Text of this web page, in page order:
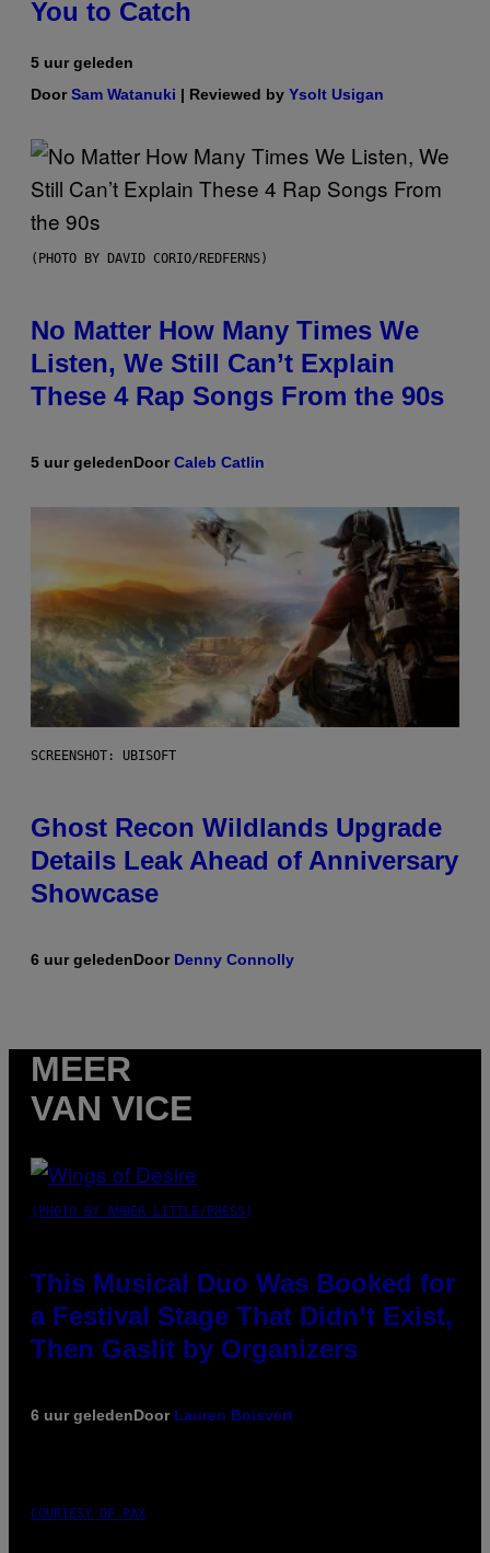
You to Catch
5 uur geleden
DoorSam Watanuki | Reviewed by Ysolt Usigan
(PHOTO BY DAVID CORIO/REDFERNS)
No Matter How Many Times We
Listen, We Still Can’t Explain
These 4 Rap Songs From the 90s
5 uur geledenDoorCaleb Catlin
SCREENSHOT: UBISOFT
Ghost Recon Wildlands Upgrade
Details Leak Ahead of Anniversary
Showcase
6 uur geledenDoor Denny Connolly
MEER
VAN VICE
(PHOTO BY AMBER LITTLE/PRESS)
This Musical Duo Was Booked for
a Festival Stage That Didn’t Exist,
Then Gaslit by Organizers
6 uur geledenDoor Lauren Boisvert
COURTESY OF PAX